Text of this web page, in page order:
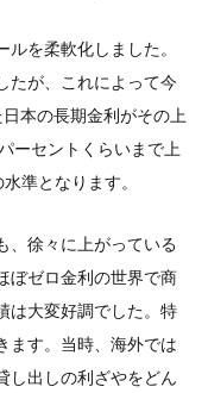
を柔軟化しました。
たが、これによって今
本の長期金利がその上
ーセントくらいまで上
準となります。
、徐々に上がっている
ぼゼロ金利の世界で商
は大変好調でした。特
ます。当時、海外では
し出しの利ざやをどん